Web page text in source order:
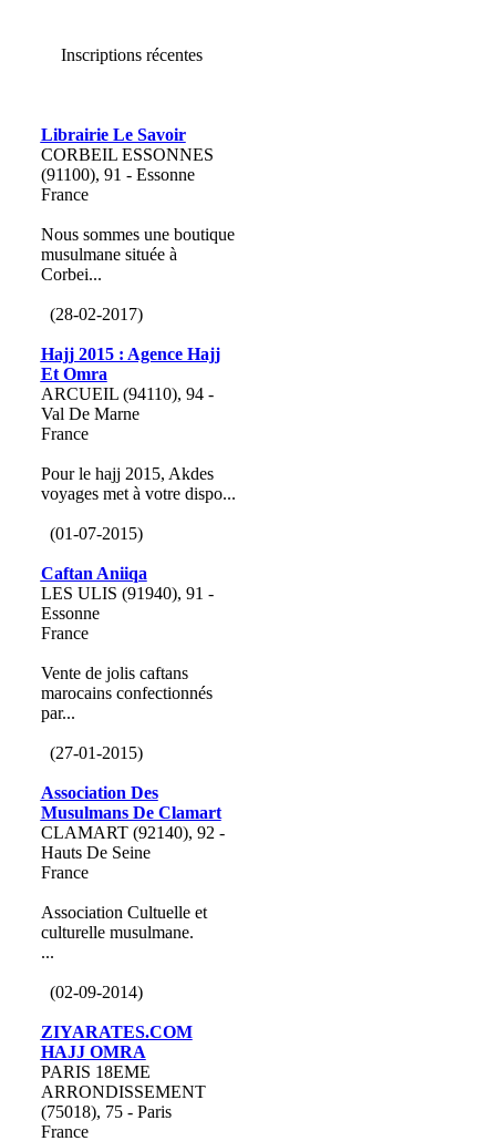
Inscriptions récentes
Librairie Le Savoir
CORBEIL ESSONNES
(91100), 91 - Essonne
France
Nous sommes une boutique
musulmane située à
Corbei...
(28-02-2017)
Hajj 2015 : Agence Hajj
Et Omra
ARCUEIL (94110), 94 -
Val De Marne
France
Pour le hajj 2015, Akdes
voyages met à votre dispo...
(01-07-2015)
Caftan Aniiqa
LES ULIS (91940), 91 -
Essonne
France
Vente de jolis caftans
marocains confectionnés
par...
(27-01-2015)
Association Des
Musulmans De Clamart
CLAMART (92140), 92 -
Hauts De Seine
France
Association Cultuelle et
culturelle musulmane.
...
(02-09-2014)
ZIYARATES.COM
HAJJ OMRA
PARIS 18EME
ARRONDISSEMENT
(75018), 75 - Paris
France